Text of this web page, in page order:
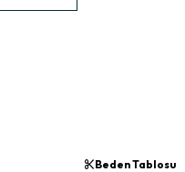
Beden Tablosu